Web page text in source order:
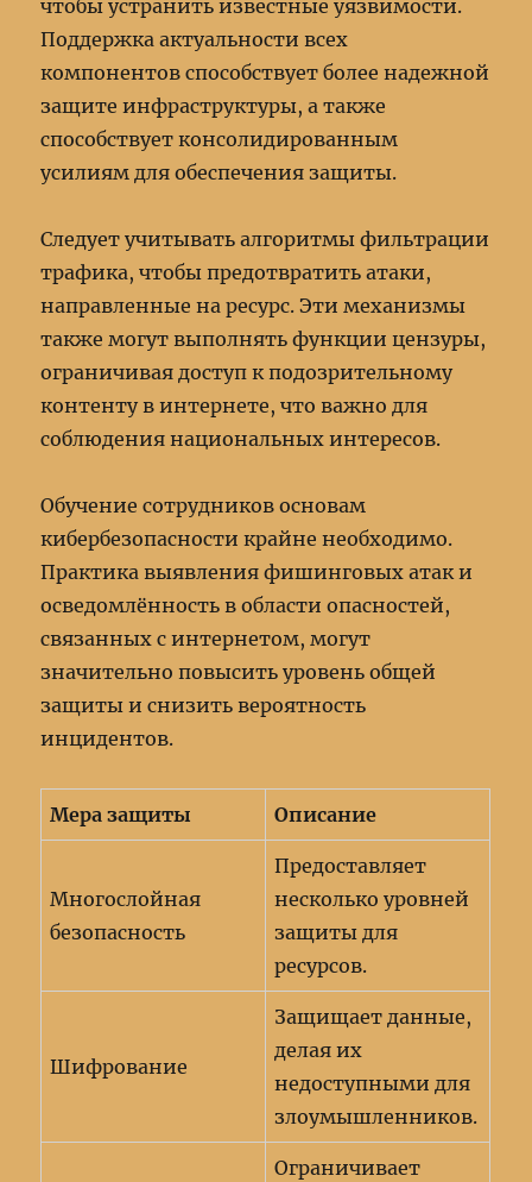
чтобы устранить известные уязвимости.
Поддержка актуальности всех
компонентов способствует более надежной
защите инфраструктуры, а также
способствует консолидированным
усилиям для обеспечения защиты.
Следует учитывать алгоритмы фильтрации
трафика, чтобы предотвратить атаки,
направленные на ресурс. Эти механизмы
также могут выполнять функции цензуры,
ограничивая доступ к подозрительному
контенту в интернете, что важно для
соблюдения национальных интересов.
Обучение сотрудников основам
кибербезопасности крайне необходимо.
Практика выявления фишинговых атак и
осведомлённость в области опасностей,
связанных с интернетом, могут
значительно повысить уровень общей
защиты и снизить вероятность
инцидентов.
Мера защиты Описание
Многослойная
безопасность
Предоставляет
несколько уровней
защиты для
ресурсов.
Шифрование
Защищает данные,
делая их
недоступными для
злоумышленников.
Ограничивает